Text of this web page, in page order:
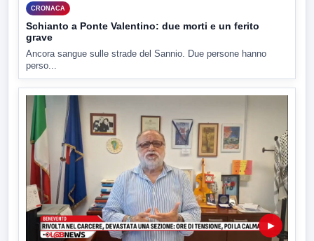
CRONACA
Schianto a Ponte Valentino: due morti e un ferito
grave
Ancora sangue sulle strade del Sannio. Due persone hanno
perso...
▶